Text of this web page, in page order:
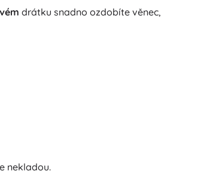
drátku snadno ozdobíte věnec,
nekladou.